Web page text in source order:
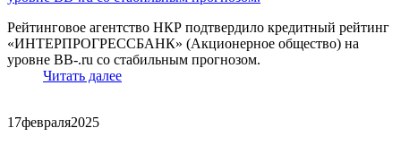
Рейтинговое агентство НКР подтвердило кредитный рейтинг
«ИНТЕРПРОГРЕССБАНК» (Акционерное общество) на
уровне BB-.ru со стабильным прогнозом.
Читать далее
17февраля2025